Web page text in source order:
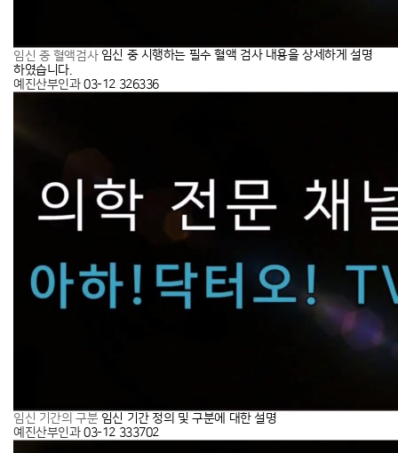
임신 중 혈액검사 임신 중 시행하는 필수 혈액 검사 내용을 상세하게 설명
하였습니다.
예진산부인과 03-12 326336
임신 기간의 구분 임신 기간 정의 및 구분에 대한 설명
예진산부인과 03-12 333702